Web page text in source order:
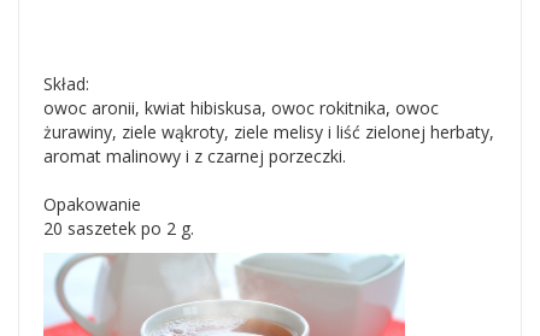
Skład:
owoc aronii, kwiat hibiskusa, owoc rokitnika, owoc
żurawiny, ziele wąkroty, ziele melisy i liść zielonej herbaty,
aromat malinowy i z czarnej porzeczki.
Opakowanie
20 saszetek po 2 g.